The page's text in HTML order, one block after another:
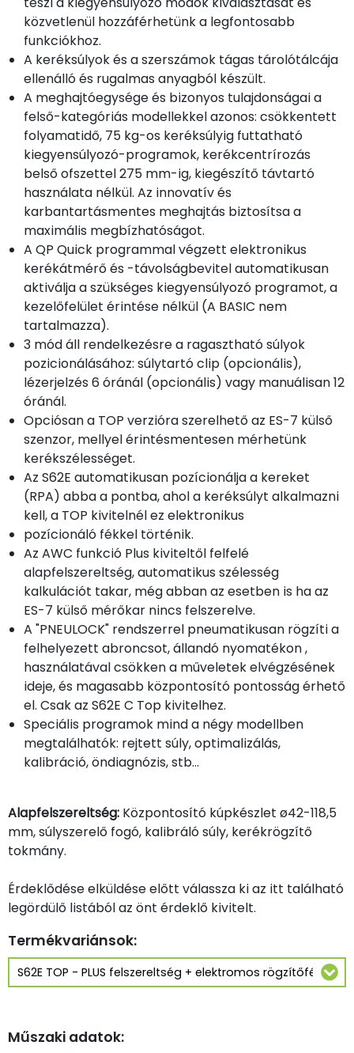
közvetlenül hozzáférhetünk a legfontosabb
funkciókhoz.
A keréksúlyok és a szerszámok tágas tárolótálcája
ellenálló és rugalmas anyagból készült.
A meghajtóegysége és bizonyos tulajdonságai a
felső-kategóriás modellekkel azonos: csökkentett
folyamatidő, 75 kg-os keréksúlyig futtatható
kiegyensúlyozó-programok, kerékcentrírozás
belső ofszettel 275 mm-ig, kiegészítő távtartó
használata nélkül. Az innovatív és
karbantartásmentes meghajtás biztosítsa a
maximális megbízhatóságot.
A QP Quick programmal végzett elektronikus
kerékátmérő és -távolságbevitel automatikusan
aktiválja a szükséges kiegyensúlyozó programot, a
kezelőfelület érintése nélkül (A BASIC nem
tartalmazza).
3 mód áll rendelkezésre a ragasztható súlyok
pozicionálásához: súlytartó clip (opcionális),
lézerjelzés 6 óránál (opcionális) vagy manuálisan 12
óránál.
Opciósan a TOP verzióra szerelhető az ES-7 külső
szenzor, mellyel érintésmentesen mérhetünk
kerékszélességet.
Az S62E automatikusan pozícionálja a kereket
(RPA) abba a pontba, ahol a keréksúlyt alkalmazni
kell, a TOP kivitelnél ez elektronikus
pozícionáló fékkel történik.
Az AWC funkció Plus kiviteltől felfelé
alapfelszereltség, automatikus szélesség
kalkulációt takar, még abban az esetben is ha az
ES-7 külső mérőkar nincs felszerelve.
A "PNEULOCK" rendszerrel pneumatikusan rögzíti a
felhelyezett abroncsot, állandó nyomatékon ,
használatával csökken a műveletek elvégzésének
ideje, és magasabb központosító pontosság érhető
el. Csak az S62E C Top kivitelhez.
Speciális programok mind a négy modellben
megtalálhatók: rejtett súly, optimalizálás,
kalibráció, öndiagnózis, stb...
Alapfelszereltség: Központosító kúpkészlet ø42-118,5
mm, súlyszerelő fogó, kalibráló súly, kerékrögzítő
tokmány.
Érdeklődése elküldése előtt válassza ki az itt található
legördülő listából az önt érdeklő kivitelt.
Termékvariánsok:
Műszaki adatok: